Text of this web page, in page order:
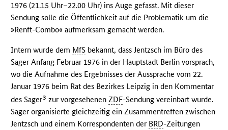
1976 (21.15 Uhr–22.00 Uhr) ins Auge gefasst. Mit dieser
Sendung solle die Öffentlichkeit auf die Problematik um die
»Renft-Combo« aufmerksam gemacht werden.
Intern wurde dem MfS bekannt, dass Jentzsch im Büro des
Sager Anfang Februar 1976 in der Hauptstadt Berlin vorsprach,
wo die Aufnahme des Ergebnisses der Aussprache vom 22.
Januar 1976 beim Rat des Bezirkes Leipzig in den Kommentar
des Sager3 zur vorgesehenenZDF-Sendung vereinbart wurde.
Sager organisierte gleichzeitig ein Zusammentreffen zwischen
Jentzsch und einem Korrespondenten der BRD-Zeitungen